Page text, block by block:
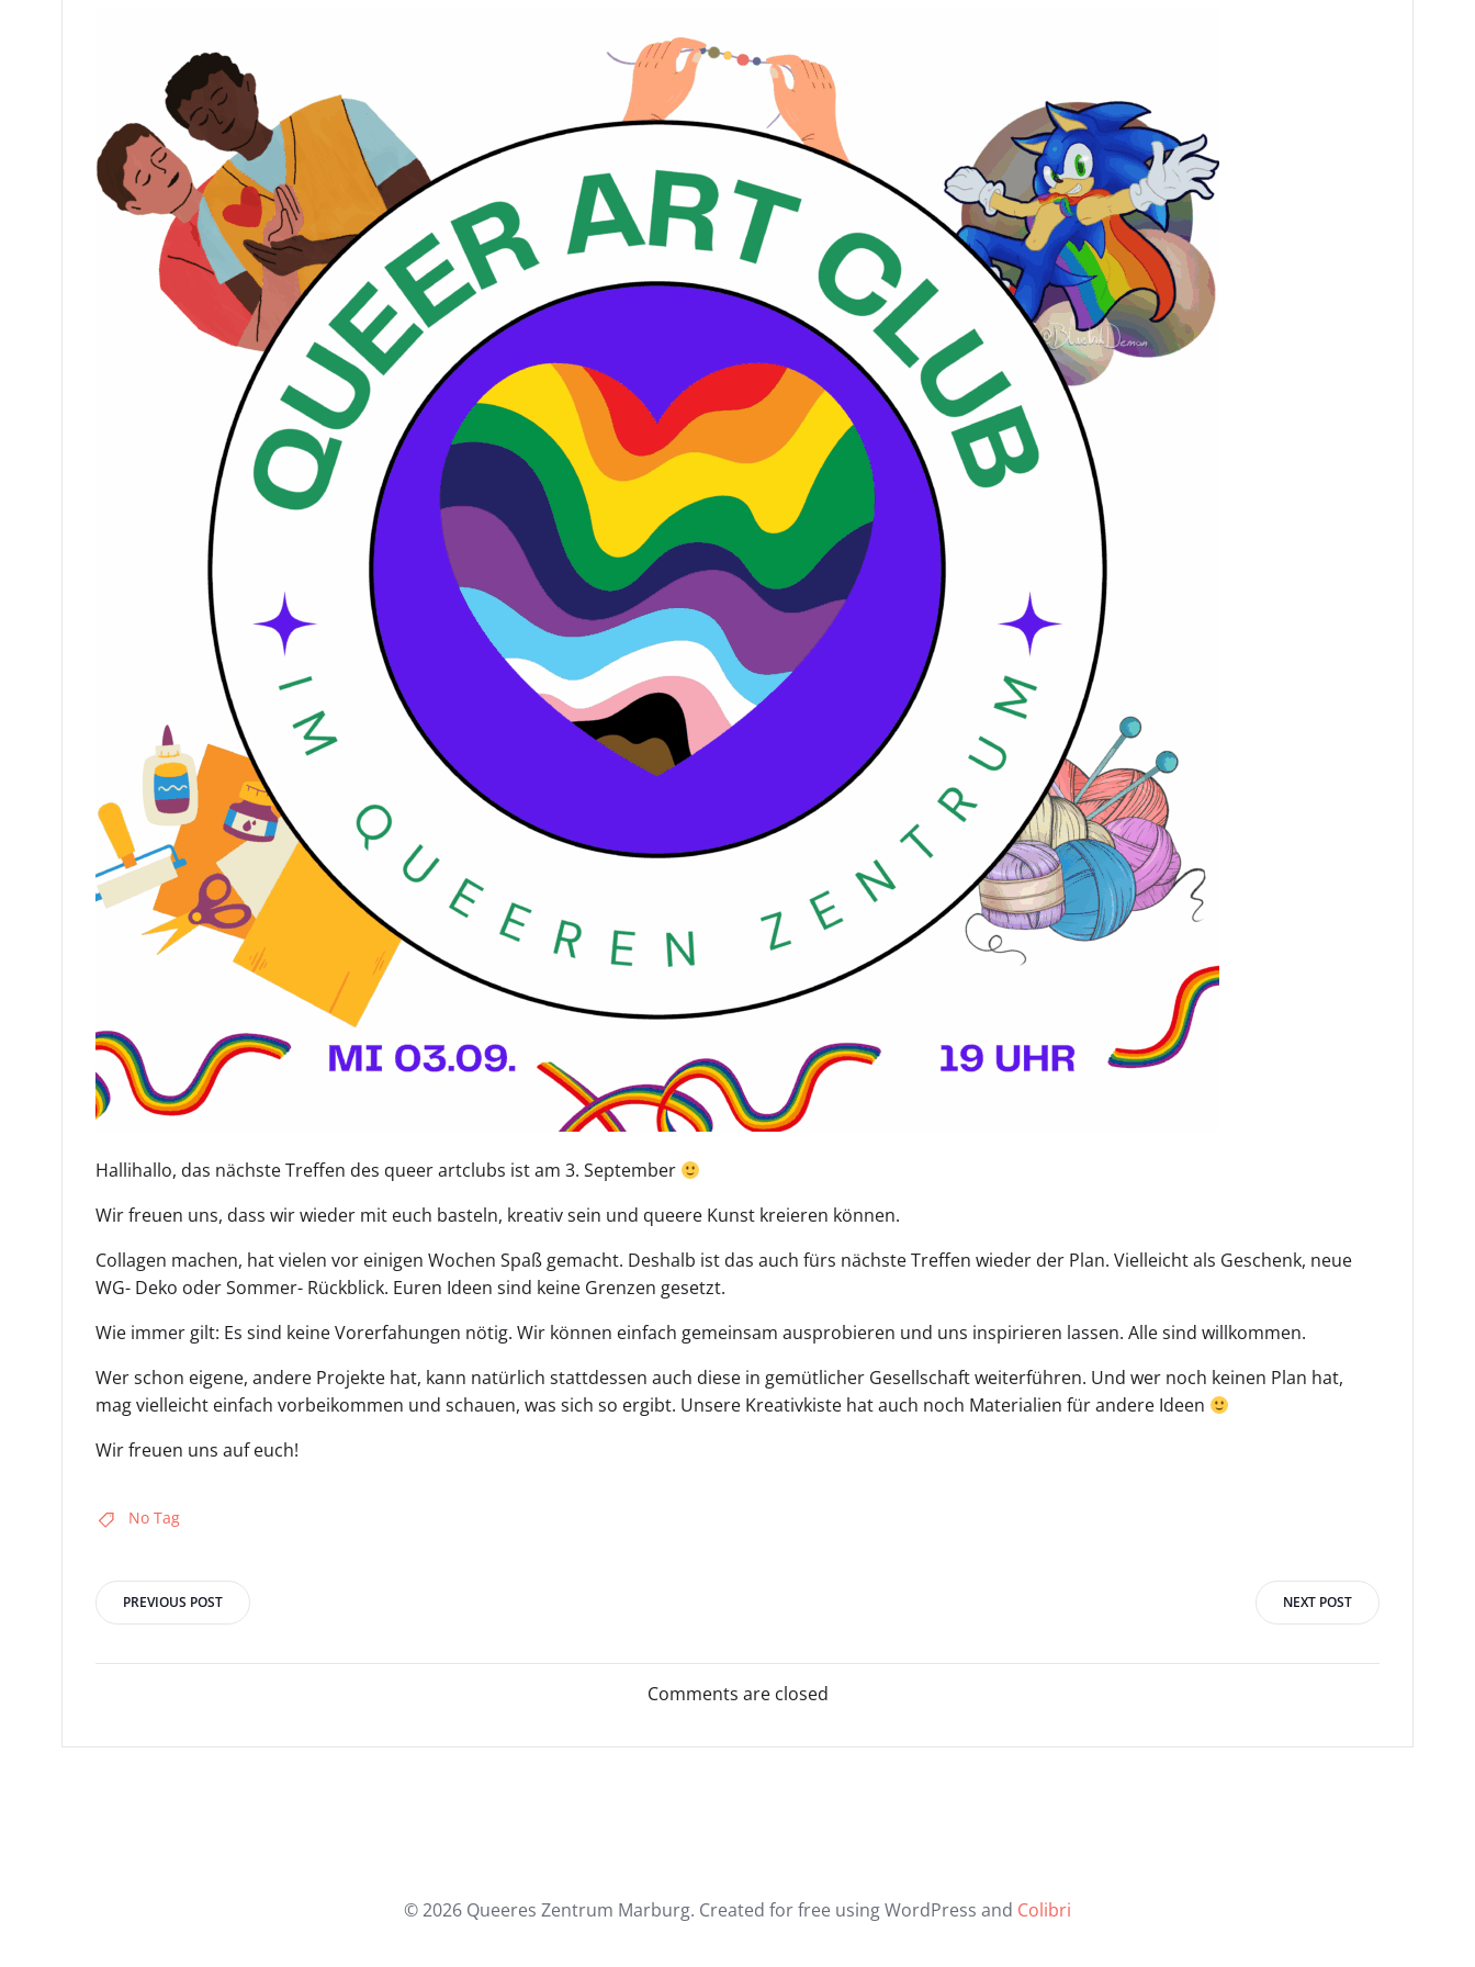
Hallihallo, das nächste Treffen des queer artclubs ist am 3. September
Wir freuen uns, dass wir wieder mit euch basteln, kreativ sein und queere Kunst kreieren können.
Collagen machen, hat vielen vor einigen Wochen Spaß gemacht. Deshalb ist das auch fürs nächste Treffen wieder der Plan. Vielleicht als Geschenk, neue
WG- Deko oder Sommer- Rückblick. Euren Ideen sind keine Grenzen gesetzt.
Wie immer gilt: Es sind keine Vorerfahungen nötig. Wir können einfach gemeinsam ausprobieren und uns inspirieren lassen. Alle sind willkommen.
Wer schon eigene, andere Projekte hat, kann natürlich stattdessen auch diese in gemütlicher Gesellschaft weiterführen. Und wer noch keinen Plan hat,
mag vielleicht einfach vorbeikommen und schauen, was sich so ergibt. Unsere Kreativkiste hat auch noch Materialien für andere Ideen
Wir freuen uns auf euch!
No Tag
Post
navigation
PREVIOUS POST
navigation
NEXT POST
Comments are closed
© 2026 Queeres Zentrum Marburg. Created for free using WordPress and Colibri